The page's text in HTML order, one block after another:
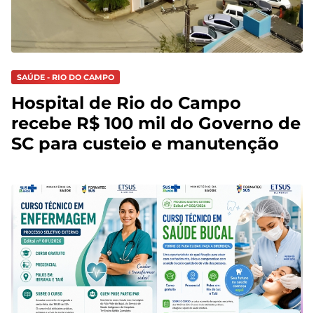
SAÚDE - RIO DO CAMPO
Hospital de Rio do Campo
recebe R$ 100 mil do Governo de
SC para custeio e manutenção